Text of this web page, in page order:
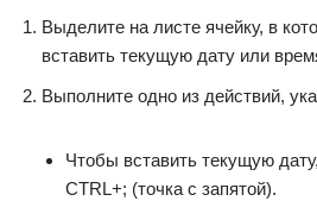
Выделите на листе ячейку, в
вставить текущую дату или
Выполните одно из действий,
Чтобы вставить текущую
CTRL+; (точка с запятой).